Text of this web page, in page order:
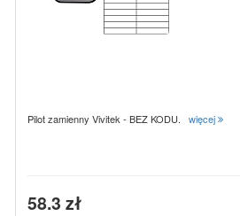
Pilot zamienny Vivitek - BEZ KODU. więcej
58.3 zł